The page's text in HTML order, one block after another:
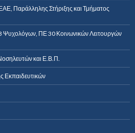
Παράλληλης Στήριξης και Τμήματος
ΠΕ 30 Κοινωνικών Λειτουργών
και Ε.Β.Π.
Εκπαιδευτικών